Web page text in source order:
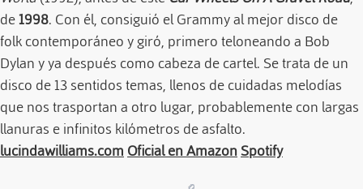
de1998. Con él, consiguió el Grammy al mejor disco de
folk contemporáneo y giró, primero teloneando a Bob
Dylan y ya después como cabeza de cartel. Se trata de un
disco de 13 sentidos temas, llenos de cuidadas melodías
que nos trasportan a otro lugar, probablemente con largas
llanuras e infinitos kilómetros de asfalto.
lucindawilliams.com Oficial en AmazonSpotify